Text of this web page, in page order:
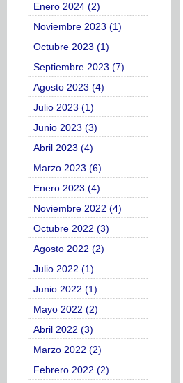
Enero 2024 (2)
Noviembre 2023 (1)
Octubre 2023 (1)
Septiembre 2023 (7)
Agosto 2023 (4)
Julio 2023 (1)
Junio 2023 (3)
Abril 2023 (4)
Marzo 2023 (6)
Enero 2023 (4)
Noviembre 2022 (4)
Octubre 2022 (3)
Agosto 2022 (2)
Julio 2022 (1)
Junio 2022 (1)
Mayo 2022 (2)
Abril 2022 (3)
Marzo 2022 (2)
Febrero 2022 (2)